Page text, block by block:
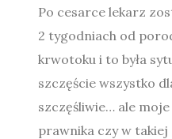
Po cesarce lekarz
2 tygodniach od
krwotoku i to była
szczęście wszystko
szczęśliwie… ale
prawnika czy w